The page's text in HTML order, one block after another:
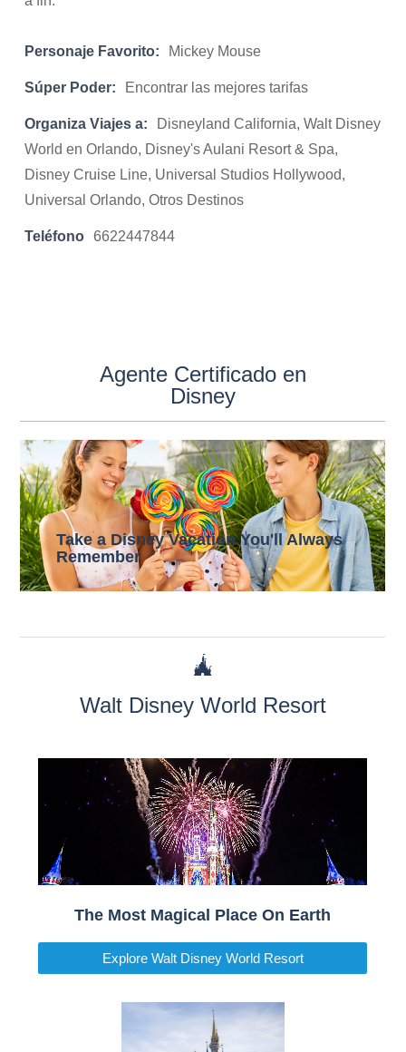
Personaje Favorito: Mickey Mouse
Súper Poder: Encontrar las mejores tarifas
Organiza Viajes a:
Disneyland California, Walt Disney
World en Orlando, Disney's Aulani Resort & Spa,
Disney Cruise Line, Universal Studios Hollywood,
Universal Orlando, Otros Destinos
Teléfono 6622447844